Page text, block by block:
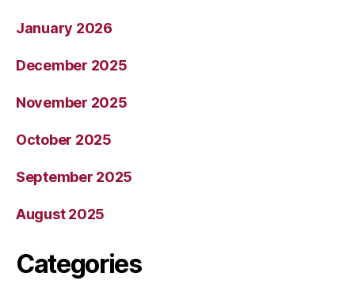
January 2026
December 2025
November 2025
October 2025
September 2025
August 2025
Categories